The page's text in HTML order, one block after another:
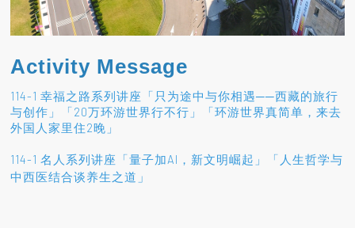
Activity Message
114-1 幸福之路系列讲座「只为途中与你相遇──西藏的旅行
与创作」「20万环游世界行不行」「环游世界真简单，来去
外国人家里住2晚」
114-1 名人系列讲座「量子加AI，新文明崛起」「人生哲学与
中西医结合谈养生之道 」